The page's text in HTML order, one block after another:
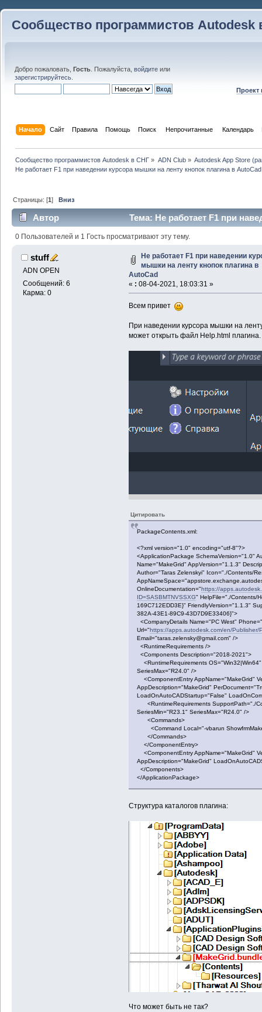
Сообщество программистов Autodesk
Добро пожаловать, Гость . Пожалуйста, войдите или
зарегистрируйтесь
Проект
Начало Сайт Правила Помощь Поиск Непрочитанные Календарь
Сообщество программистов Autodesk в СНГ » ADN Club» Autodesk App Store
Не работает F1 при наведении курсора мышки на ленту кнопок плагина в AutoCad
Страницы: [1]Вниз
Автор
Тема: Не работает F1 при
плагина в AutoCad (Прочитано 53162 раз)
0 Пользователей и 1 Гость просматривают эту тему.
stuff
ADN OPEN
Сообщений: 6
Карма: 0
Не работает F1 при наведении
мышки на ленту кнопок плагина в
AutoCad
« : 08-04-2021, 18:03:31 »
Всем привет
При наведении курсора мышки на
может открыть файл Help.html плагина.
Цитировать
PackageContents.xml:
<?xml version="1.0" encoding="utf-8"?>
<ApplicationPackage SchemaVersion="1.0"
Name="MakeGrid" AppVersion="1.1.3"
Author="Taras Zelenskyi" Icon="./Contents/
OnlineDocumentation="https://
ID=SASBMTNVSSXG" HelpFile="./Contents/
169C712EDD3E}" FriendlyVersion="1.1.3"
382A-43E1-89C9-43D7D9E33406}">
<CompanyDetails Name="PC West"
Url="https://apps.autodesk.com/en/Publisher/
Email="taras.zelensky@gmail.com" />
<RuntimeRequirements />
<Components Description="2018-2021">
<RuntimeRequirements
SeriesMax="R24.0" />
<ComponentEntry AppName="MakeGrid"
AppDescription="MakeGrid"
LoadOnAutoCADStartup="False"
<RuntimeRequirements SupportPath="./
SeriesMin="R23.1" SeriesMax="R24.0" />
<Commands>
<Command Local="-vbarun
</Commands>
</ComponentEntry>
<ComponentEntry AppName="MakeGrid"
AppDescription="MakeGrid"
</Components>
</ApplicationPackage>
Структура каталогов плагина:
Что может быть не так?